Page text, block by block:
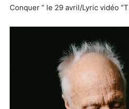
Conquer ” le 29 avril/Lyric vidéo